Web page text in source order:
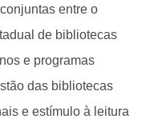
entre o
de bibliotecas
e programas
das bibliotecas
e estímulo à leitura